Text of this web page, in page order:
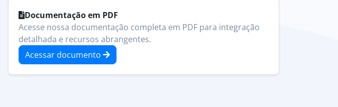
Documentação em PDF
Acesse nossa documentação completa em PDF para integração
detalhada e recursos abrangentes.
Acessar documento